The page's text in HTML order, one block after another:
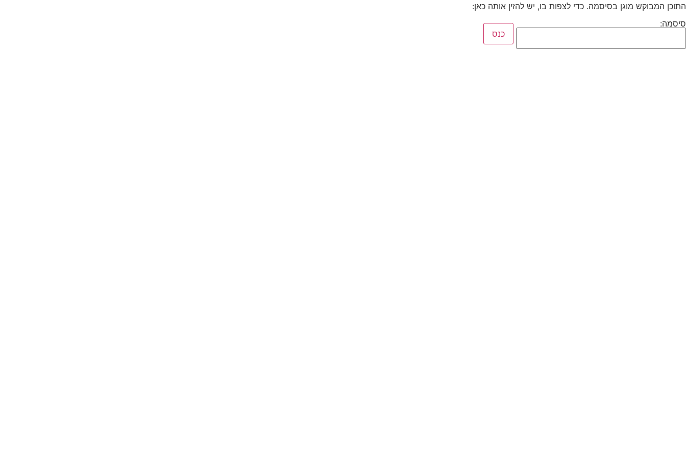
התוכן המבוקש מוגן בסיסמה. כדי לצפות בו, יש להזין אותה כאן:
סיסמה: